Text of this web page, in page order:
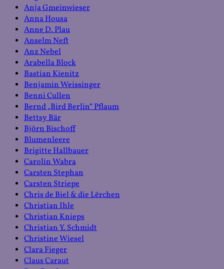
Anja Gmeinwieser
Anna Housa
Anne D. Plau
Anselm Neft
Anz Nebel
Arabella Block
Bastian Kienitz
Benjamin Weissinger
Benni Cullen
Bernd „Bird Berlin“ Pflaum
Bettsy Bär
Björn Bischoff
Blumenleere
Brigitte Hallbauer
Carolin Wabra
Carsten Stephan
Carsten Striepe
Chris de Biel & die Lërchen
Christian Ihle
Christian Knieps
Christian Y. Schmidt
Christine Wiesel
Clara Fieger
Claus Caraut